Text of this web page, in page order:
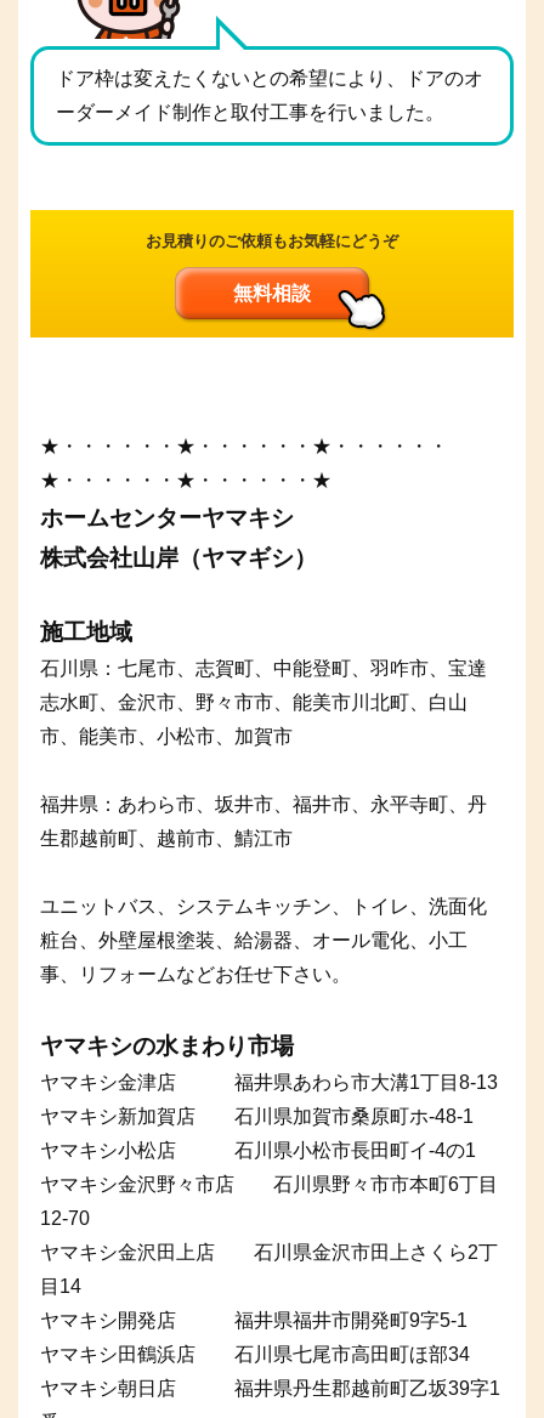
ドア枠は変えたくないとの希望により、ドアのオ
ーダーメイド制作と取付工事を行いました。
お見積りのご依頼もお気軽にどうぞ
無料相談
★・・・・・・★・・・・・・★・・・・・・
★・・・・・・★・・・・・・★
ホームセンターヤマキシ
株式会社山岸（ヤマギシ）
施工地域
石川県：七尾市、志賀町、中能登町、羽咋市、宝達
志水町、金沢市、野々市市、能美市川北町、白山
市、能美市、小松市、加賀市
福井県：あわら市、坂井市、福井市、永平寺町、丹
生郡越前町、越前市、鯖江市
ユニットバス、システムキッチン、トイレ、洗面化
粧台、外壁屋根塗装、給湯器、オール電化、小工
事、リフォームなどお任せ下さい。
ヤマキシの水まわり市場
ヤマキシ金津店 福井県あわら市大溝1丁目8-13
ヤマキシ新加賀店 石川県加賀市桑原町ホ-48-1
ヤマキシ小松店 石川県小松市長田町イ-4の1
ヤマキシ金沢野々市店 石川県野々市市本町6丁目
12-70
ヤマキシ金沢田上店 石川県金沢市田上さくら2丁
目14
ヤマキシ開発店 福井県福井市開発町9字5-1
ヤマキシ田鶴浜店 石川県七尾市高田町ほ部34
ヤマキシ朝日店 福井県丹生郡越前町乙坂39字1